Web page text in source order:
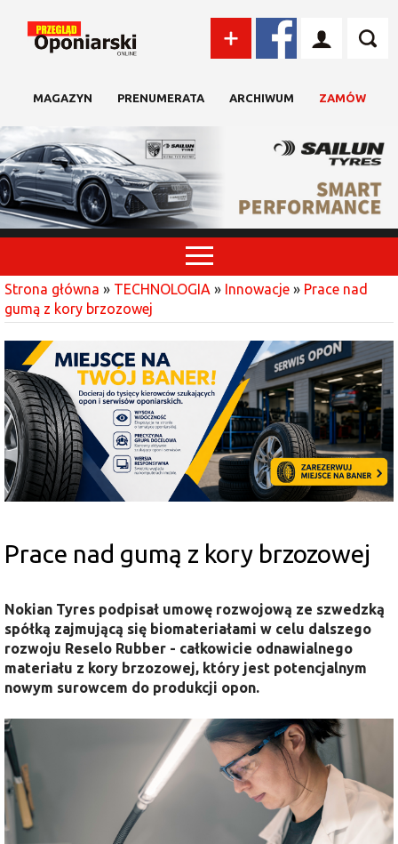
MAGAZYN PRENUMERATA ARCHIWUM ZAMÓW
Strona główna » TECHNOLOGIA » Innowacje » Prace nad
gumą z kory brzozowej
Prace nad gumą z kory brzozowej
Nokian Tyres podpisał umowę rozwojową ze szwedzką
spółką zajmującą się biomateriałami w celu dalszego
rozwoju Reselo Rubber - całkowicie odnawialnego
materiału z kory brzozowej, który jest potencjalnym
nowym surowcem do produkcji opon.